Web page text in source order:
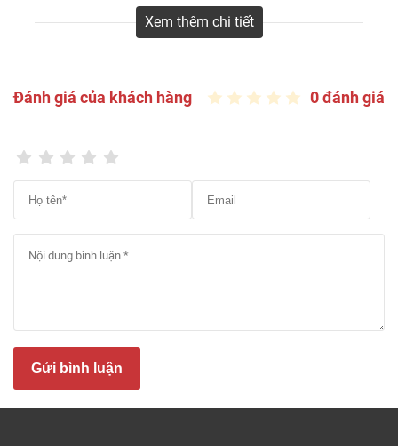
Đặc điểm của sàn gỗ màu cánh gián
– Màu cánh gián là sự pha trộn hoàn hảo giữa sắc
nâu và đỏ, tạo nên vẻ đẹp tự nhiên, cổ điển nhưng
Xem thêm chi tiết
Đánh giá của khách hàng 0 đánh giá
Gửi bình luận